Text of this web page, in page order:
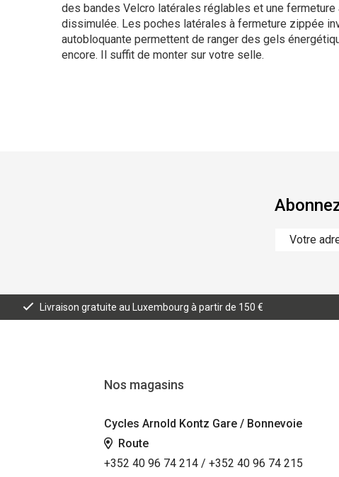
des bandes Velcro latérales réglables et une
dissimulée. Les poches latérales à fermeture zippée
autobloquante permettent de ranger des gels
encore. Il suffit de monter sur votre selle.
Livraison gratuite au Luxembourg à partir de 150 €
Nos magasins
Cycles Arnold Kontz Gare / Bonnevoie
Route
+352 40 96 74 214 / +352 40 96 74 215